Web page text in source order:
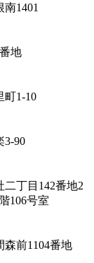
1401
地
町1-10
3-90
二丁目142番地2
106号室
森前1104番地